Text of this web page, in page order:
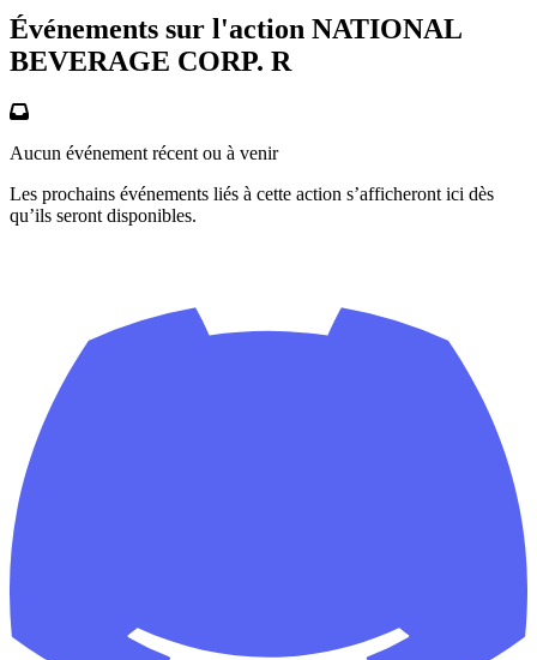
Événements sur l'action NATIONAL
BEVERAGE CORP. R
Aucun événement récent ou à venir
Les prochains événements liés à cette action s’afficheront ici dès
qu’ils seront disponibles.